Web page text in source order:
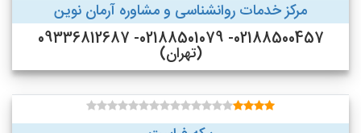
مرکز خدمات روانشناسی و مشاوره آرمان نوین
02188500457- 02188501079- 09336812687
(تهران)